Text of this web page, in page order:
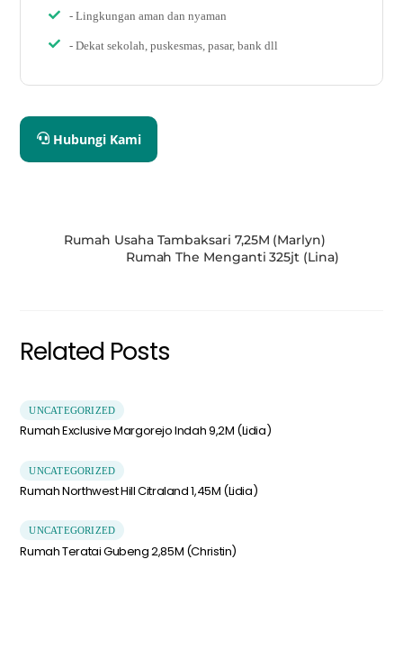
- Lingkungan aman dan nyaman
- Dekat sekolah, puskesmas, pasar, bank dll
Hubungi Kami
Rumah Usaha Tambaksari 7,25M (Marlyn)
Rumah The Menganti 325jt (Lina)
Related Posts
UNCATEGORIZED
Rumah Exclusive Margorejo Indah 9,2M (Lidia)
UNCATEGORIZED
Rumah Northwest Hill Citraland 1,45M (Lidia)
UNCATEGORIZED
Rumah Teratai Gubeng 2,85M (Christin)